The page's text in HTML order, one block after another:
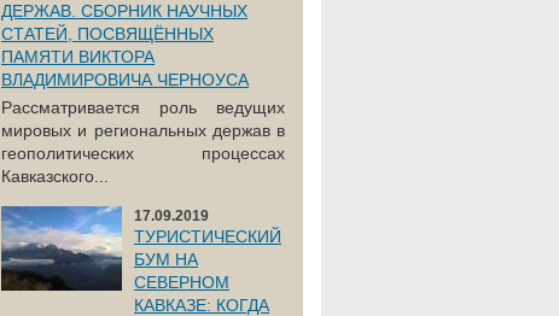
ДЕРЖАВ. СБОРНИК НАУЧНЫХ
СТАТЕЙ, ПОСВЯЩЁННЫХ
ПАМЯТИ ВИКТОРА
ВЛАДИМИРОВИЧА ЧЕРНОУСА
Рассматривается роль ведущих
мировых и региональных держав в
геополитических процессах
Кавказского...
17.09.2019
ТУРИСТИЧЕСКИЙ
БУМ НА
СЕВЕРНОМ
КАВКАЗЕ: КОГДА